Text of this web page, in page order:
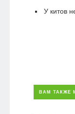
У китов
ВАМ ТАКЖЕ